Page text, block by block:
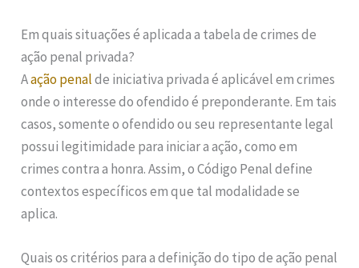
Em quais situações é aplicada a tabela de crimes de
ação penal privada?
Aação penalde iniciativa privada é aplicável em crimes
onde o interesse do ofendido é preponderante. Em tais
casos, somente o ofendido ou seu representante legal
possui legitimidade para iniciar a ação, como em
crimes contra a honra. Assim, o Código Penal define
contextos específicos em que tal modalidade se
aplica.
Quais os critérios para a definição do tipo de ação penal